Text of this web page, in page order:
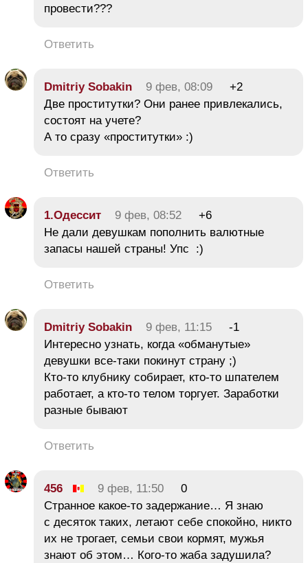
провести???
Ответить
Dmitriy Sobakin 9 фев, 08:09
+2
Две проститутки? Они ранее привлекались,
состоят на учете?
А то сразу «проститутки» :)
Ответить
1.Одессит 9 фев, 08:52
+6
Не дали девушкам пополнить валютные
запасы нашей страны! Упс :)
Ответить
Dmitriy Sobakin 9 фев, 11:15
-1
Интересно узнать, когда «обманутые»
девушки все-таки покинут страну ;)
Кто-то клубнику собирает, кто-то шпателем
работает, а кто-то телом торгует. Заработки
разные бывают
Ответить
456 9 фев, 11:50
0
Странное какое-то задержание… Я знаю
с десяток таких, летают себе спокойно, никто
их не трогает, семьи свои кормят, мужья
знают об этом… Кого-то жаба задушила?